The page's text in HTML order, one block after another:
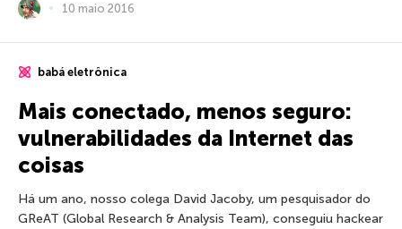
10 maio 2016
babá eletrônica
Mais conectado, menos seguro:
vulnerabilidades da Internet das
coisas
Há um ano, nosso colega David Jacoby, um pesquisador do
GReAT (Global Research & Analysis Team), conseguiu hackear